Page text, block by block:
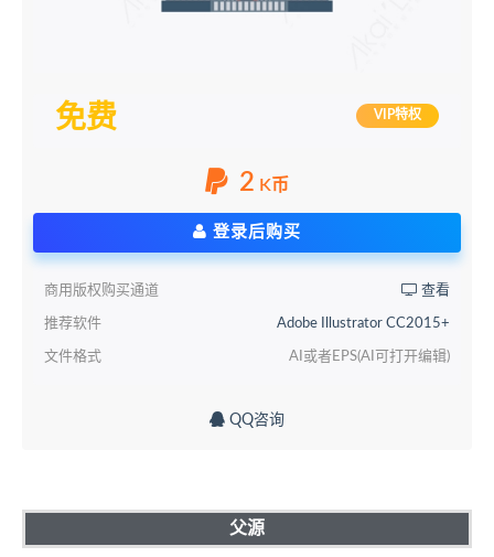
免费 VIP特权
2 K币
登录后购买
商用版权购买通道 查看
推荐软件 Adobe Illustrator CC2015+
文件格式 AI或者EPS(AI可打开编辑)
QQ咨询
父源